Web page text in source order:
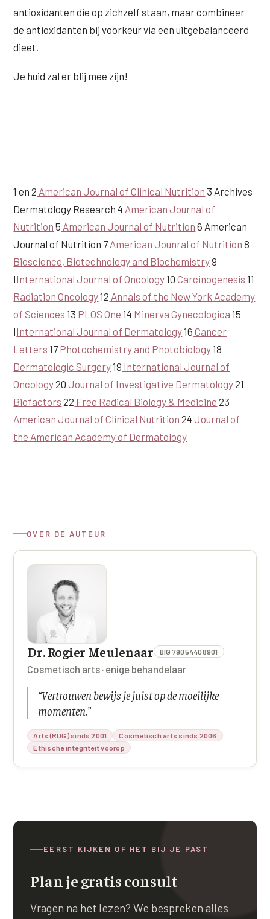
antioxidanten die op zichzelf staan, maar combineer
de antioxidanten bij voorkeur via een uitgebalanceerd
dieet.
Je huid zal er blij mee zijn!
1 en 2 American Journal of Clinical Nutrition 3 Archives
Dermatology Research 4 American Journal of
Nutrition 5 American Journal of Nutrition 6 American
Journal of Nutrition 7 American Jounral of Nutrition 8
Bioscience, Biotechnology and Biochemistry9
IInternational Journal of Oncology10 Carcinogenesis 11
Radiation Oncology12 Annals of the New York Academy
of Sciences 13 PLOS One 14 Minerva Gynecologica 15
IInternational Journal of Dermatology16 Cancer
Letters 17 Photochemistry and Photobiology18
Dermatologic Surgery19 International Journal of
Oncology20 Journal of Investigative Dermatology21
Biofactors 22 Free Radical Biology & Medicine 23
American Journal of Clinical Nutrition 24 Journal of
the American Academy of Dermatology
OVER DE AUTEUR
Dr. Rogier Meulenaar BIG 79054408901
Cosmetisch arts · enige behandelaar
“Vertrouwen bewijs je juist op de moeilijke
momenten. ”
Arts (RUG) sinds 2001
Cosmetisch arts sinds 2006
Ethische integriteit voorop
EERST KIJKEN OF HET BIJ JE PAST
Plan je gratis consult
Vragen na het lezen? We bespreken alles